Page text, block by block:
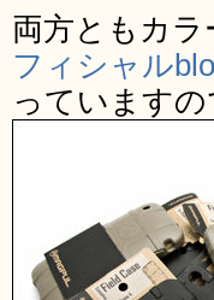
両方ともカ
フィシャル
っていますの